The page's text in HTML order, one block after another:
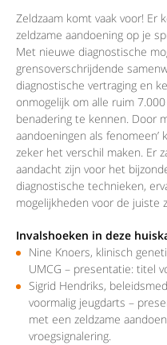
Zeldzaam komt vaak voor!
zeldzame aandoening op je
Met nieuwe diagnostische
grensoverschrijdende
diagnostische vertraging en
onmogelijk om alle ruim
benadering te kennen. Door
aandoeningen als
zeker het verschil maken. Er
aandacht zijn voor het
diagnostische technieken,
mogelijkheden voor de juiste
Invalshoeken in deze
Nine Knoers, klinisch
UMCG – presentatie: titel
Sigrid Hendriks,
voormalig jeugdarts –
met een zeldzame
vroegsignalering.